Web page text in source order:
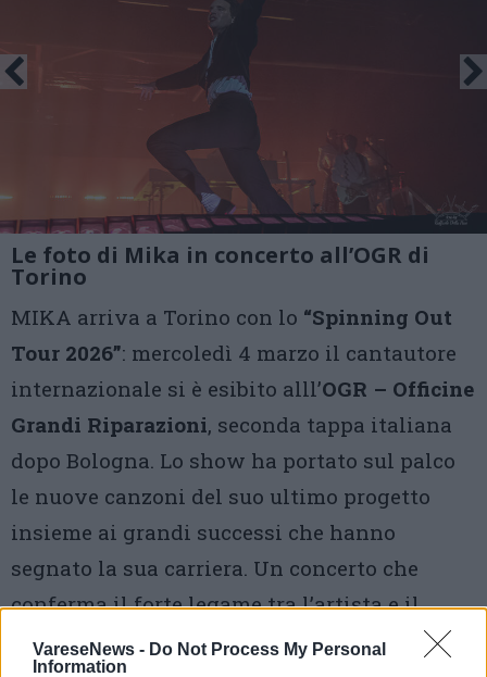
VareseNews - Do Not Process My Personal
Information
Le foto di Mika in concerto all’OGR di
Torino
MIKA arriva a Torino con lo “Spinning Out
Tour 2026”: mercoledì 4 marzo il cantautore
internazionale si è esibito alll’OGR – Officine
Grandi Riparazioni, seconda tappa italiana
dopo Bologna. Lo show ha portato sul palco
le nuove canzoni del suo ultimo progetto
insieme ai grandi successi che hanno
segnato la sua carriera. Un concerto che
conferma il forte legame tra l’artista e il
pubblico italiano.